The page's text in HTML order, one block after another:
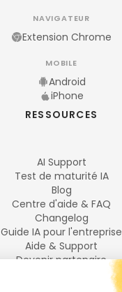
NAVIGATEUR
Extension Chrome
MOBILE
Android
iPhone
RESSOURCES
AI Support
Test de maturité IA
Blog
Centre d'aide & FAQ
Changelog
Guide IA pour l'entreprise
Aide & Support
Devenir partenaire